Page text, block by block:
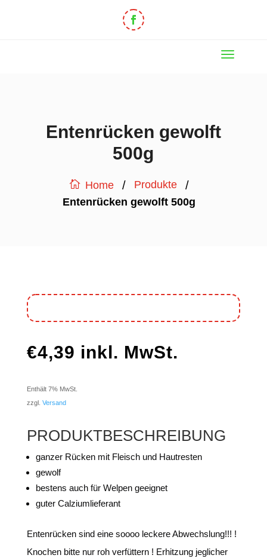
Entenrücken gewolft
500g
Home / Produkte /
Entenrücken gewolft 500g
€4,39 inkl. MwSt.
Enthält 7% MwSt.
zzgl. Versand
PRODUKTBESCHREIBUNG
ganzer Rücken mit Fleisch und Hautresten
gewolf
bestens auch für Welpen geeignet
guter Calziumlieferant
Entenrücken sind eine soooo leckere Abwechslung!!! !
Knochen bitte nur roh verfüttern ! Erhitzung jeglicher